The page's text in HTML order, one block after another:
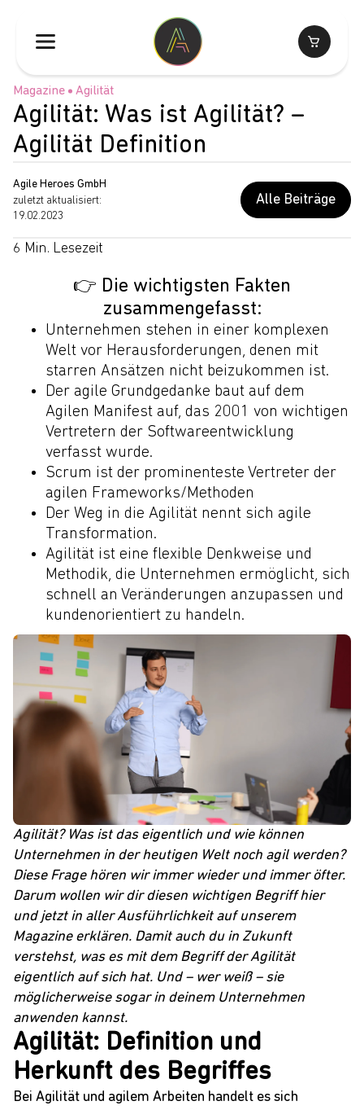
Magazine Agilität
Agilität: Was ist Agilität? –
Agilität Definition
Agile Heroes GmbH
zuletzt aktualisiert:
19.02.2023
Alle Beiträge
6 Min. Lesezeit
👉 Die wichtigsten Fakten
zusammengefasst:
Unternehmen stehen in einer komplexen
Welt vor Herausforderungen, denen mit
starren Ansätzen nicht beizukommen ist.
Der agile Grundgedanke baut auf dem
Agilen Manifest auf, das 2001 von wichtigen
Vertretern der Softwareentwicklung
verfasst wurde.
Scrum ist der prominenteste Vertreter der
agilen Frameworks/Methoden
Der Weg in die Agilität nennt sich agile
Transformation.
Agilität ist eine flexible Denkweise und
Methodik, die Unternehmen ermöglicht, sich
schnell an Veränderungen anzupassen und
kundenorientiert zu handeln.
Agilität? Was ist das eigentlich und wie können
Unternehmen in der heutigen Welt noch agilwerden?
Diese Frage hören wir immer wieder und immer öfter.
Darum wollen wir dir diesen wichtigen Begriff hier
und jetzt in aller Ausführlichkeit auf unserem
Magazineerklären. Damit auch du in Zukunft
verstehst, was es mit dem Begriff der Agilität
eigentlich auf sich hat. Und – wer weiß – sie
möglicherweise sogar in deinem Unternehmen
anwenden kannst.
Agilität: Definition und
Herkunft des Begriffes
Bei Agilität und agilem Arbeiten handelt es sich